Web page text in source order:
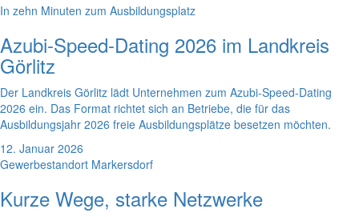
In zehn Minuten zum Ausbildungsplatz
Azubi-Speed-Dating 2026 im Landkreis
Görlitz
Der Landkreis Görlitz lädt Unternehmen zum Azubi-Speed-Dating
2026 ein. Das Format richtet sich an Betriebe, die für das
Ausbildungsjahr 2026 freie Ausbildungsplätze besetzen möchten.
12. Januar 2026
Gewerbestandort Markersdorf
Kurze Wege, starke Netzwerke